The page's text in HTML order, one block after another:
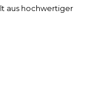
aus hochwertiger